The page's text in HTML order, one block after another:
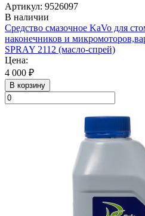
Артикул: 9526097
В наличии
Средство смазочное KaVo для
наконечников и
SPRAY 2112 (масло-спрей)
Цена:
4 000 ₽
В корзину